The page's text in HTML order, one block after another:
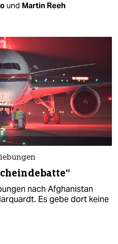
und Martin Reeh
nach Afghanistan
Es gebe dort keine